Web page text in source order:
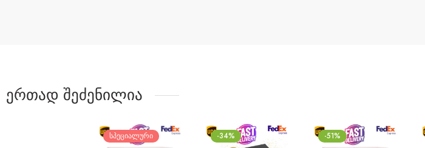
ერთად შეძენილია
ᲡᲞᲔᲪᲘᲐᲚᲣᲠᲘ
-34%
-51%